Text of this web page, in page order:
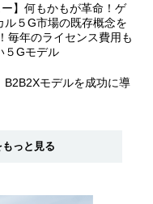
】何もかもが革命！ゲ
５G市場の既存概念を
毎年のライセンス費用も
Gモデル
モデルを成功に導
っと見る